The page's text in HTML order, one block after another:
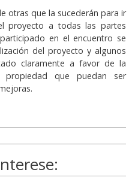
otras que la sucederán para ir
proyecto a todas las partes
en el encuentro se
del proyecto y algunos
claramente a favor de la
que puedan ser